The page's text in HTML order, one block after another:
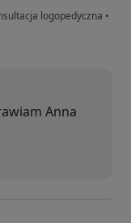
logopedyczna •
Anna